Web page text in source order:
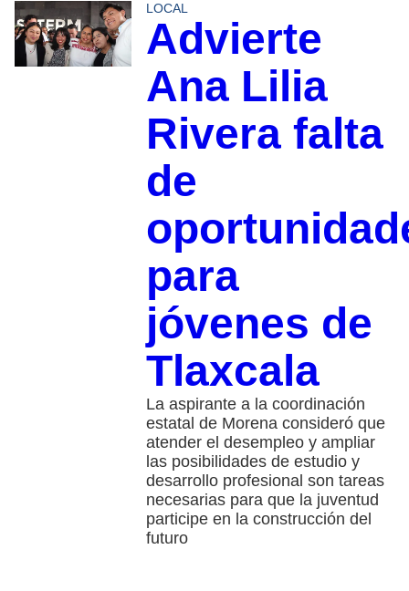
LOCAL
Advierte
Ana Lilia
Rivera falta
de
para
jóvenes de
Tlaxcala
La aspirante a la coordinación
estatal de Morena consideró que
atender el desempleo y ampliar
las posibilidades de estudio y
desarrollo profesional son tareas
necesarias para que la juventud
participe en la construcción del
futuro